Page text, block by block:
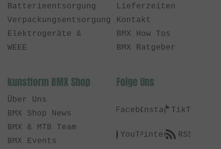
Batterieentsorgung
Verpackungsentsorgung
Elektrogeräte &
WEEE
Lieferzeiten
Kontakt
BMX How Tos
BMX Ratgeber
kunstform BMX Shop
Über Uns
BMX Shop News
BMX & MTB Team
BMX Events
Folge Uns
FacebookInstagramTikTok
YouTubePinterestRSS